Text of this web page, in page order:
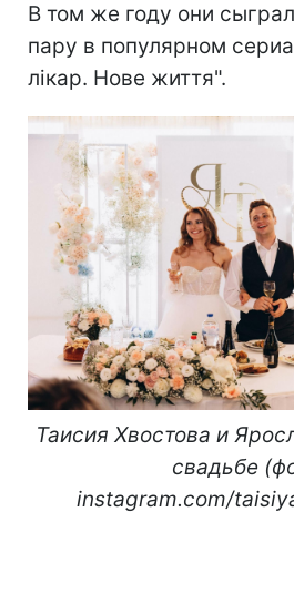
В том же году они
пару в популярном
лікар. Нове життя".
Таисия Хвостова и
свадьбе
instagram.com/